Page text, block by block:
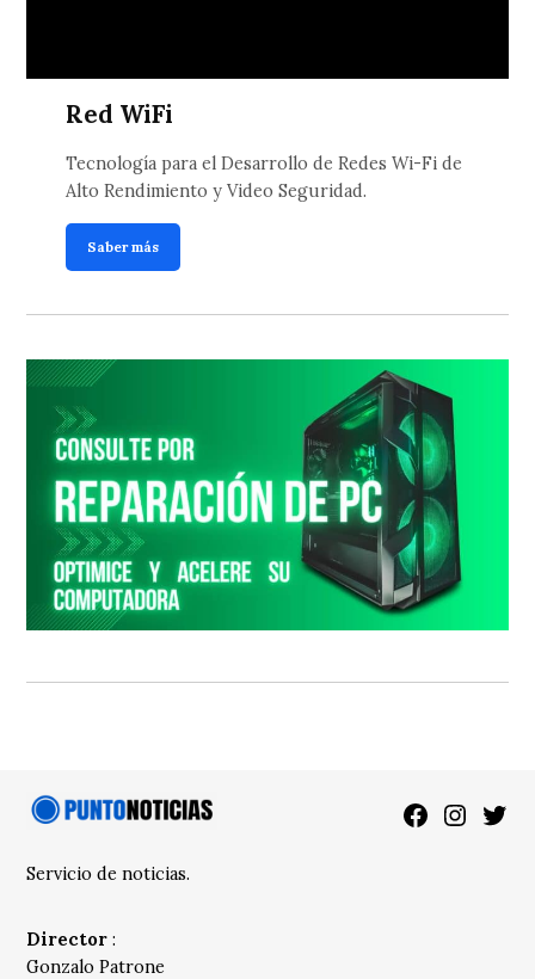
Red WiFi
Tecnología para el Desarrollo de Redes Wi-Fi de
Alto Rendimiento y Video Seguridad.
Saber más
Facebook
Servicio de noticias.
Director :
Gonzalo Patrone